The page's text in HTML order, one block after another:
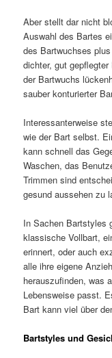
Aber stellt dar nicht
Auswahl des Bartes
des Bartwuchses
dichter, gut
der Bartwuchs
sauber konturierter
Interessanterweise
wie der Bart selbst.
kann schnell das
Waschen, das
Trimmen sind
gesund aussehen zu
In Sachen Bartstyles
klassische Vollbart,
erinnert, oder auch
alle ihre eigene
herauszufinden, was
Lebensweise passt.
Bart kann viel über
Bartstyles und